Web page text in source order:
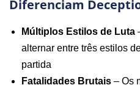
Diferenciam
Múltiplos Estilos de Luta
alternar entre três estilos
partida
Fatalidades Brutais – Os